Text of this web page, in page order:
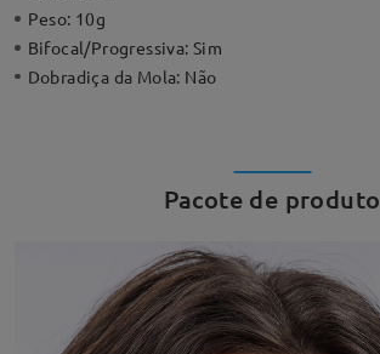
Peso: 10g
Bifocal/Progressiva:Sim
Dobradiça da Mola: Não
Pacote de produto